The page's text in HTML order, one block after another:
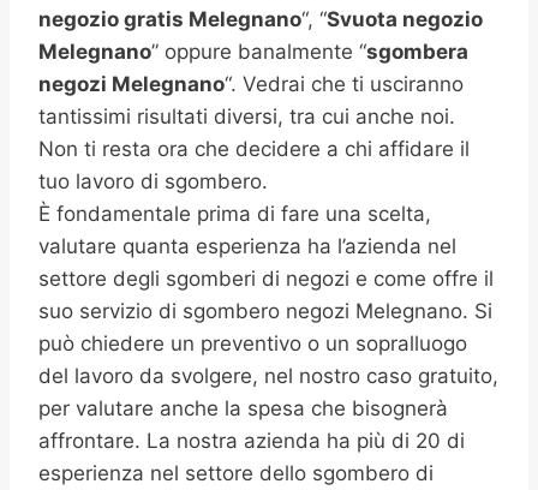
negozio gratis Melegnano“, “Svuota negozio
Melegnano” oppure banalmente “sgombera
negozi Melegnano“. Vedrai che ti usciranno
tantissimi risultati diversi, tra cui anche noi.
Non ti resta ora che decidere a chi affidare il
tuo lavoro di sgombero.
È fondamentale prima di fare una scelta,
valutare quanta esperienza ha l’azienda nel
settore degli sgomberi di negozi e come offre il
suo servizio di sgombero negozi Melegnano. Si
può chiedere un preventivo o un sopralluogo
del lavoro da svolgere, nel nostro caso gratuito,
per valutare anche la spesa che bisognerà
affrontare. La nostra azienda ha più di 20 di
esperienza nel settore dello sgombero di